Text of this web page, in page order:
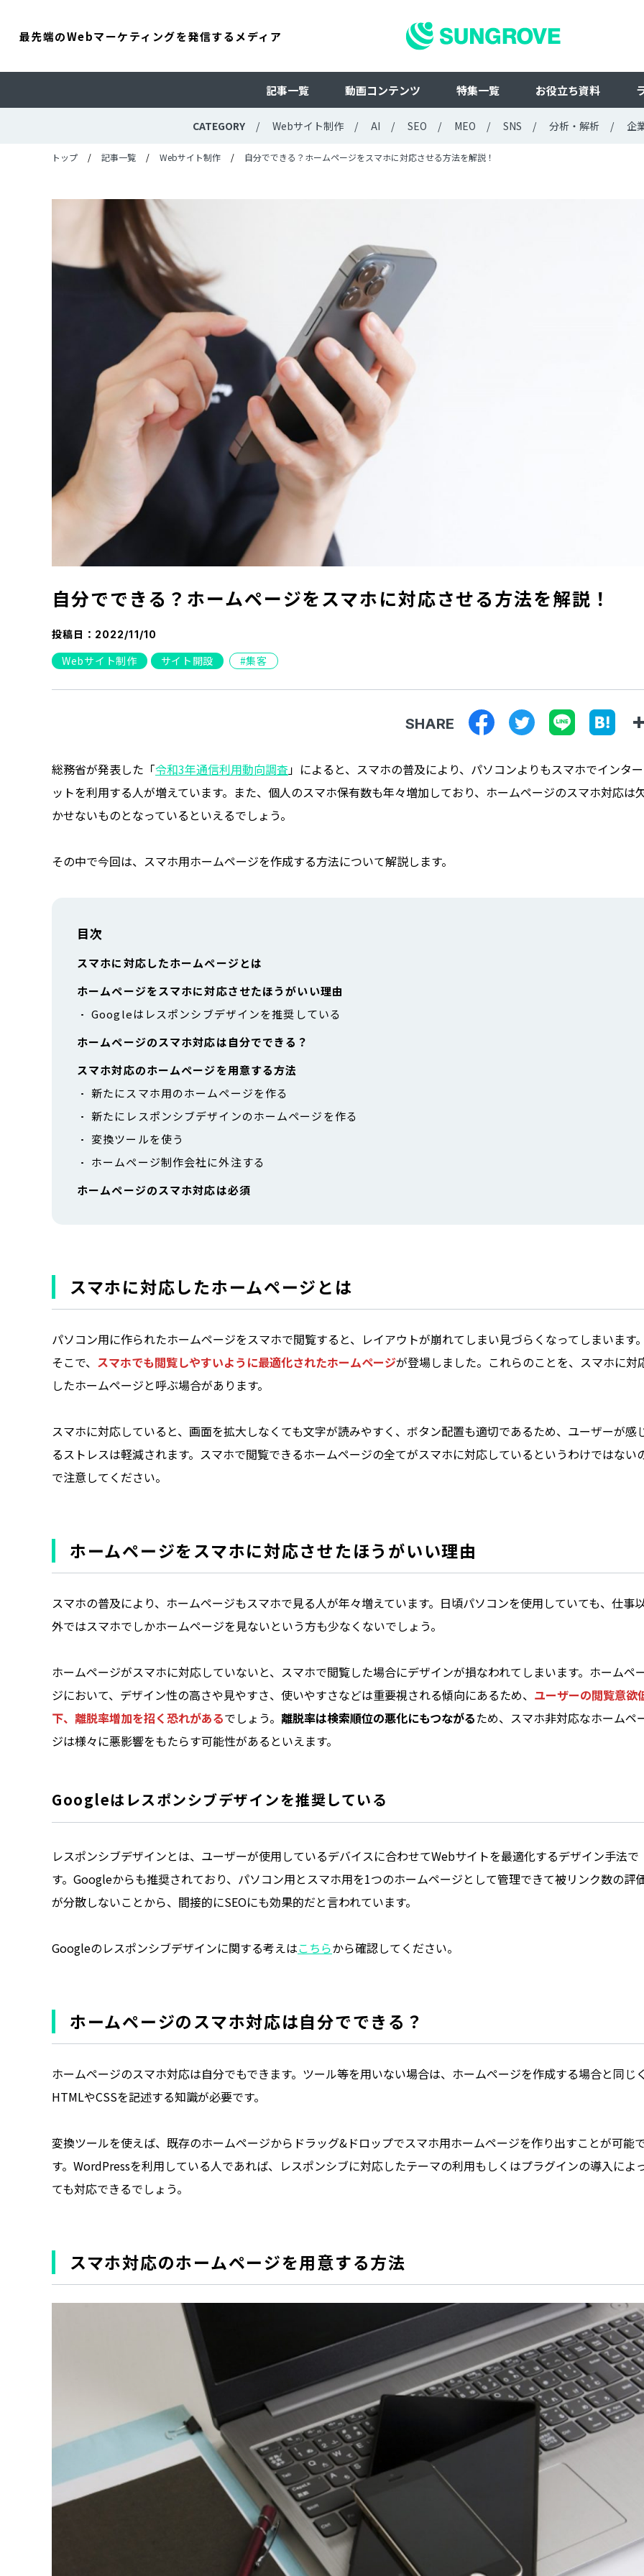
最先端のWebマーケティングを発信するメディア
記事一覧 動画コンテンツ 特集一覧 お役立ち資料
CATEGORY Webサイト制作 AI SEO MEO SNS 分析・解析 企
ニ
トップ 記事一覧 Webサイト制作 自分でできる？ホームページをスマホに対応させる方法を解説！
自分でできる？ホームページをスマホに対応させる方法を解説！
投稿日： 2022/11/10
Webサイト制作 サイト開設 集客
SHARE
総務省が発表した「令和3年通信利用動向調査」によると、スマホの普及により、パソコンよりもスマホでインタ
ットを利用する人が増えています。また、個人のスマホ保有数も年々増加しており、ホームページのスマホ対応は
かせないものとなっているといえるでしょう。
その中で今回は、スマホ用ホームページを作成する方法について解説します。
目次
スマホに対応したホームページとは
ホームページをスマホに対応させたほうがいい理由
Googleはレスポンシブデザインを推奨している
ホームページのスマホ対応は自分でできる？
スマホ対応のホームページを用意する方法
新たにスマホ用のホームページを作る
新たにレスポンシブデザインのホームページを作る
変換ツールを使う
ホームページ制作会社に外注する
ホームページのスマホ対応は必須
スマホに対応したホームページとは
パソコン用に作られたホームページをスマホで閲覧すると、レイアウトが崩れてしまい見づらくなってしまいます。
そこで、 スマホでも閲覧しやすいように最適化されたホームページが登場しました。これらのことを、スマホに対
したホームページと呼ぶ場合があります。
スマホに対応していると、画面を拡大しなくても文字が読みやすく、ボタン配置も適切であるため、ユーザーが感
るストレスは軽減されます。スマホで閲覧できるホームページの全てがスマホに対応しているというわけではない
で注意してください。
ホームページをスマホに対応させたほうがいい理由
スマホの普及により、ホームページもスマホで見る人が年々増えています。日頃パソコンを使用していても、仕事
外ではスマホでしかホームページを見ないという方も少なくないでしょう。
ホームページがスマホに対応していないと、スマホで閲覧した場合にデザインが損なわれてしまいます。ホームペ
ジにおいて、デザイン性の高さや見やすさ、使いやすさなどは重要視される傾向にあるため、 ユーザーの閲覧意欲
下、離脱率増加を招く恐れがあるでしょう。 離脱率は検索順位の悪化にもつながるため、スマホ非対応なホームペ
ジは様々に悪影響をもたらす可能性があるといえます。
Googleはレスポンシブデザインを推奨している
レスポンシブデザインとは、ユーザーが使用しているデバイスに合わせてWebサイトを最適化するデザイン手法で
す。Googleからも推奨されており、パソコン用とスマホ用を1つのホームページとして管理できて被リンク数の評
が分散しないことから、間接的にSEOにも効果的だと言われています。
Googleのレスポンシブデザインに関する考えはこちらから確認してください。
ホームページのスマホ対応は自分でできる？
ホームページのスマホ対応は自分でもできます。ツール等を用いない場合は、ホームページを作成する場合と同じく
HTMLやCSSを記述する知識が必要です。
変換ツールを使えば、既存のホームページからドラッグ&ドロップでスマホ用ホームページを作り出すことが可能
す。WordPressを利用している人であれば、レスポンシブに対応したテーマの利用もしくはプラグインの導入によ
ても対応できるでしょう。
スマホ対応のホームページを用意する方法